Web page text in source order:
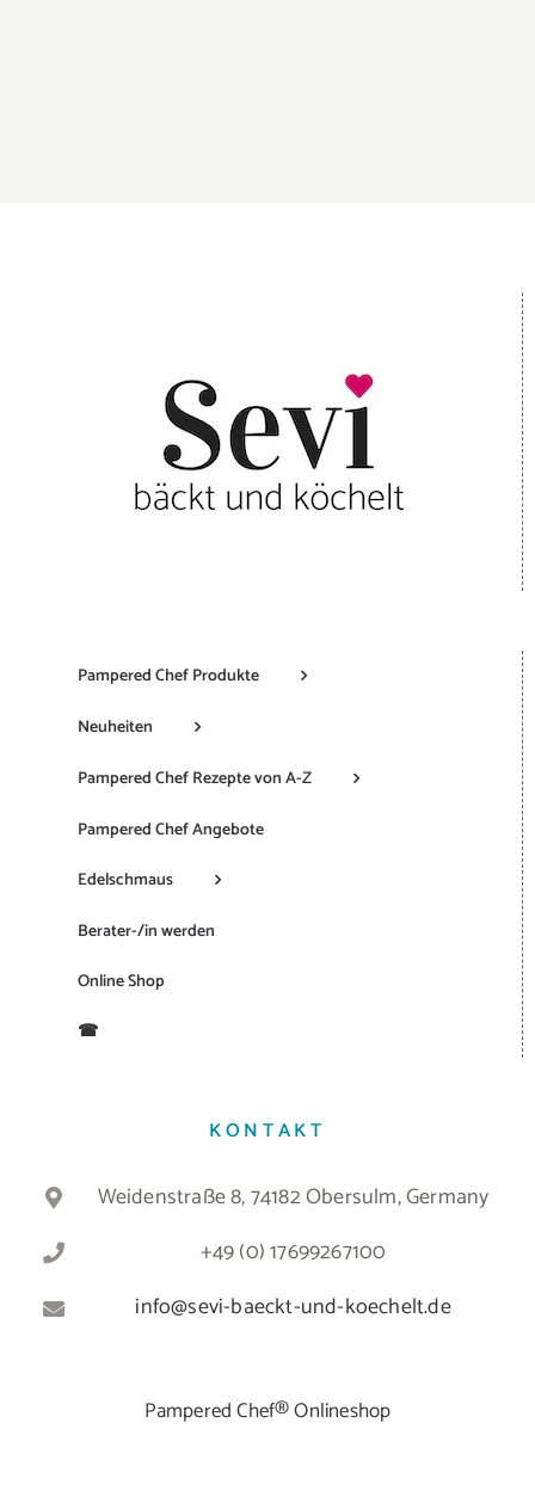
Pampered Chef Produkte
Neuheiten
Pampered Chef Rezepte von A-Z
Pampered Chef Angebote
Edelschmaus
Berater-/in werden
Online Shop
☎
KONTAKT
Weidenstraße 8, 74182 Obersulm, Germany
+49 (0) 17699267100
info@sevi-baeckt-und-koechelt.de
Pampered Chef® Onlineshop